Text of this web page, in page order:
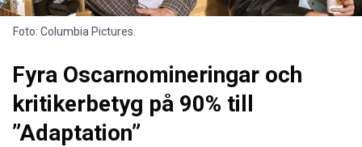
Foto: Columbia Pictures.
Fyra Oscarnomineringar och
kritikerbetyg på 90% till
”Adaptation”